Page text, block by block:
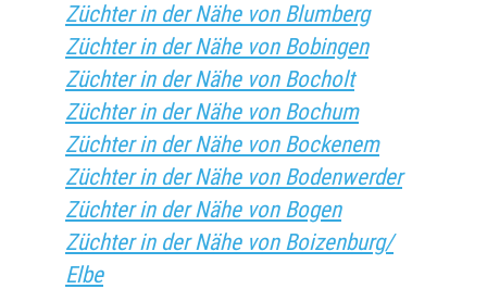
Züchter in der Nähe von Blumberg
Züchter in der Nähe von Bobingen
Züchter in der Nähe von Bocholt
Züchter in der Nähe von Bochum
Züchter in der Nähe von Bockenem
Züchter in der Nähe von Bodenwerder
Züchter in der Nähe von Bogen
Züchter in der Nähe von Boizenburg/
Elbe